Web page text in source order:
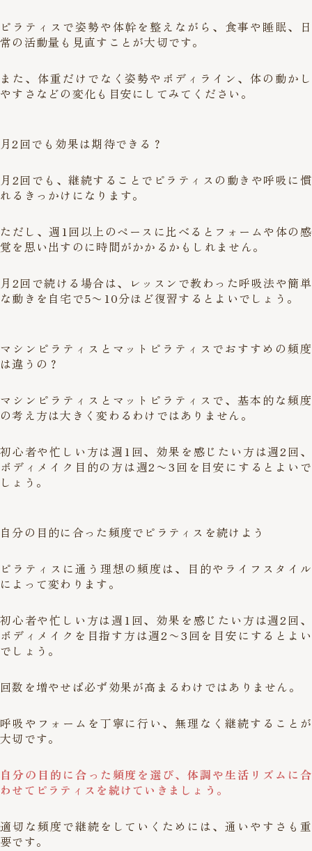
ピラティスで姿勢や体幹を整えながら、食事や睡眠、日
常の活動量も見直すことが大切です。
また、体重だけでなく姿勢やボディライン、体の動かし
やすさなどの変化も目安にしてみてください。
月2回でも効果は期待できる？
月2回でも、継続することでピラティスの動きや呼吸に慣
れるきっかけになります。
ただし、週1回以上のペースに比べるとフォームや体の感
覚を思い出すのに時間がかかるかもしれません。
月2回で続ける場合は、レッスンで教わった呼吸法や簡単
な動きを自宅で5〜10分ほど復習するとよいでしょう。
マシンピラティスとマットピラティスでおすすめの頻度
は違うの？
マシンピラティスとマットピラティスで、基本的な頻度
の考え方は大きく変わるわけではありません。
初心者や忙しい方は週1回、効果を感じたい方は週2回、
ボディメイク目的の方は週2〜3回を目安にするとよいで
しょう。
自分の目的に合った頻度でピラティスを続けよう
ピラティスに通う理想の頻度は、目的やライフスタイル
によって変わります。
初心者や忙しい方は週1回、効果を感じたい方は週2回、
ボディメイクを目指す方は週2〜3回を目安にするとよい
でしょう。
回数を増やせば必ず効果が高まるわけではありません。
呼吸やフォームを丁寧に行い、無理なく継続することが
大切です。
自分の目的に合った頻度を選び、体調や生活リズムに合
わせてピラティスを続けていきましょう。
適切な頻度で継続をしていくためには、通いやすさも重
要です。